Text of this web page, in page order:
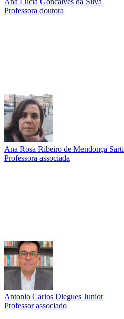
Professora doutora
Ana Rosa Ribeiro de Mendonça Sarti
Professora associada
Antonio Carlos Diegues Junior
Professor associado